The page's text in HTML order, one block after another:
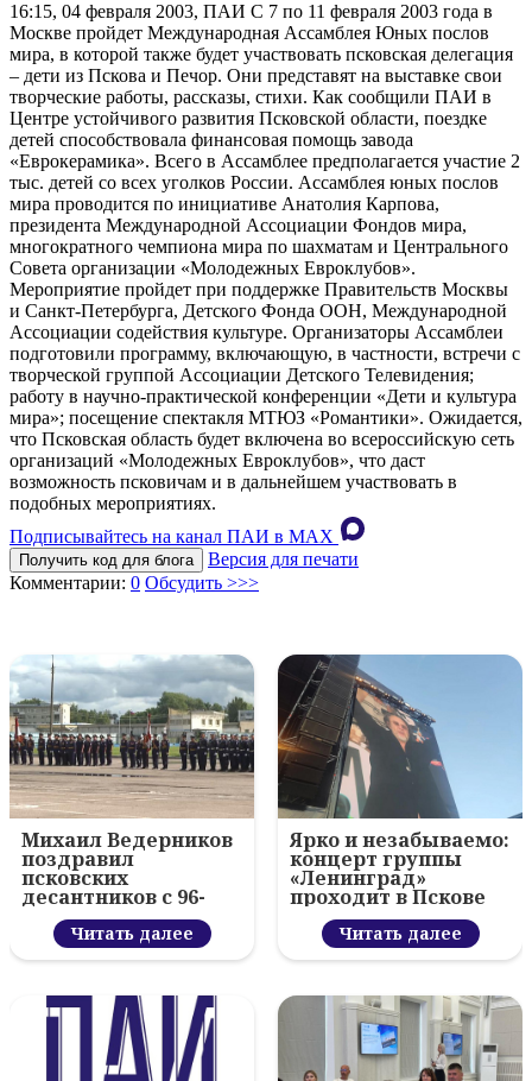
16:15, 04 февраля 2003, ПАИ С 7 по 11 февраля 2003 года в
Москве пройдет Международная Ассамблея Юных послов
мира, в которой также будет участвовать псковская делегация
– дети из Пскова и Печор. Они представят на выставке свои
творческие работы, рассказы, стихи. Как сообщили ПАИ в
Центре устойчивого развития Псковской области, поездке
детей способствовала финансовая помощь завода
«Еврокерамика». Всего в Ассамблее предполагается участие 2
тыс. детей со всех уголков России. Ассамблея юных послов
мира проводится по инициативе Анатолия Карпова,
президента Международной Ассоциации Фондов мира,
многократного чемпиона мира по шахматам и Центрального
Совета организации «Молодежных Евроклубов».
Мероприятие пройдет при поддержке Правительств Москвы
и Санкт-Петербурга, Детского Фонда ООН, Международной
Ассоциации содействия культуре. Организаторы Ассамблеи
подготовили программу, включающую, в частности, встречи с
творческой группой Ассоциации Детского Телевидения;
работу в научно-практической конференции «Дети и культура
мира»; посещение спектакля МТЮЗ «Романтики». Ожидается,
что Псковская область будет включена во всероссийскую сеть
организаций «Молодежных Евроклубов», что даст
возможность псковичам и в дальнейшем участвовать в
подобных мероприятиях.
Подписывайтесь на канал ПАИ в MAХ
Получить код для блога
Версия для печати
Комментарии: 0 Обсудить >>>
Михаил Ведерников
поздравил
псковских
десантников с 96-
летием ВДВ и
вручил награды
Читать далее
Ярко и незабываемо:
концерт группы
«Ленинград»
проходит в Пскове
Читать далее